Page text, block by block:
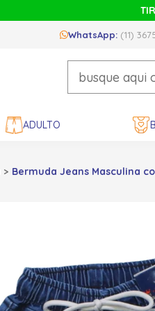
WhatsApp: (11)
ADULTO
Bermuda Jeans Masculina